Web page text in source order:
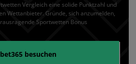
Vergleich eine solide Punktzahl und
Wettanbieter. Gründe, sich anzumelden,
Sportwetten Bonus
bet365besuchen